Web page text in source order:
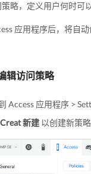
略，定义用户何时可
应用程序后，将自
辑访问策略
Access 应用程序 >
Creat 新建 以创建新策